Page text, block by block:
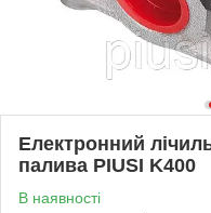
Електронний
палива PIUSI K400
В наявності